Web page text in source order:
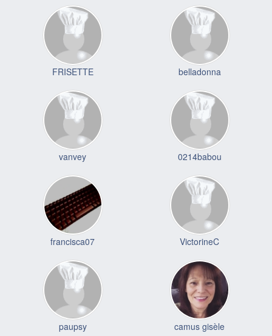
FRISETTE belladonna
vanvey 0214babou
francisca07 VictorineC
paupsy camus gisèle